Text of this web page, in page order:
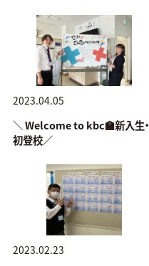
2023.04.05
＼ Welcome to kbc🏫新入生・
初登校／
2023.02.23